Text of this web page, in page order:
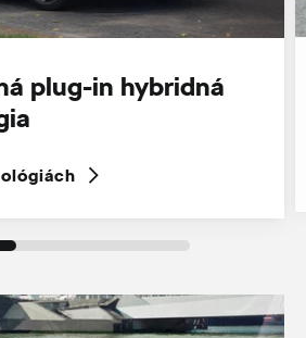
plug-in hybridná